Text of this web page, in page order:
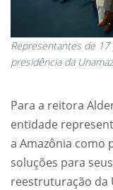
Representantes de 17
presidência da Unamaz
Para a reitora
entidade
a Amazônia como
soluções para
reestruturação da